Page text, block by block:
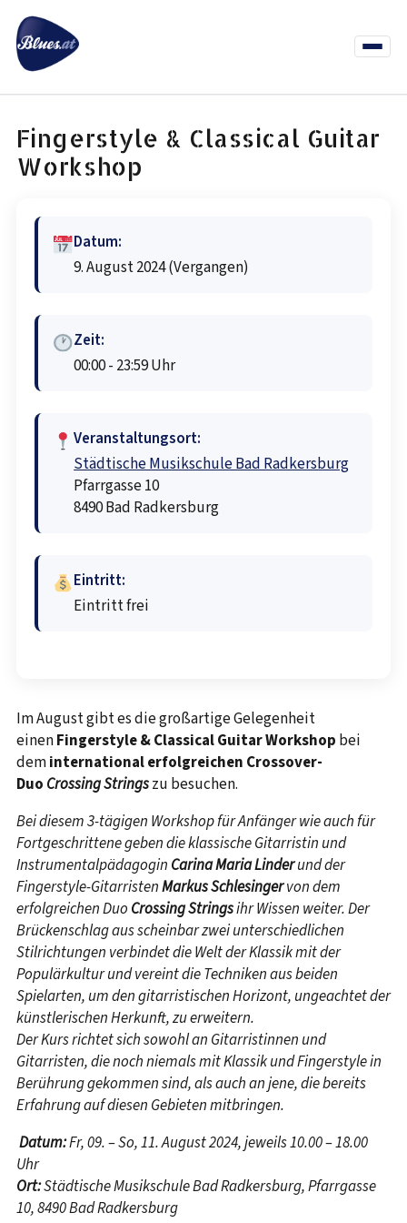
Inhalt
springen
Menü
Fingerstyle & Classical Guitar
Workshop
Datum:
9. August 2024(Vergangen)
Zeit:
00:00 - 23:59 Uhr
Veranstaltungsort:
Städtische Musikschule Bad Radkersburg
Pfarrgasse 10
8490 Bad Radkersburg
Eintritt:
Eintritt frei
Im August gibt es die großartige Gelegenheit
einenFingerstyle & Classical Guitar Workshop bei
deminternational erfolgreichen Crossover-
Duo Crossing Stringszu besuchen.
Bei diesem 3-tägigen Workshop für Anfänger wie auch für
Fortgeschrittene geben die klassische Gitarristin und
Instrumentalpädagogin Carina Maria Linderund der
Fingerstyle-GitarristenMarkus Schlesingervon dem
erfolgreichen Duo Crossing Stringsihr Wissen weiter. Der
Brückenschlag aus scheinbar zwei unterschiedlichen
Stilrichtungen verbindet die Welt der Klassik mit der
Populärkultur und vereint die Techniken aus beiden
Spielarten, um den gitarristischen Horizont, ungeachtet der
künstlerischen Herkunft, zu erweitern.
Der Kurs richtet sich sowohl an Gitarristinnen und
Gitarristen, die noch niemals mit Klassik und Fingerstyle in
Berührung gekommen sind, als auch an jene, die bereits
Erfahrung auf diesen Gebieten mitbringen.
Datum:Fr, 09. – So, 11. August 2024, jeweils 10.00 – 18.00
Uhr
Ort:Städtische Musikschule Bad Radkersburg, Pfarrgasse
10, 8490 Bad Radkersburg